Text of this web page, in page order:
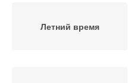
Летний время